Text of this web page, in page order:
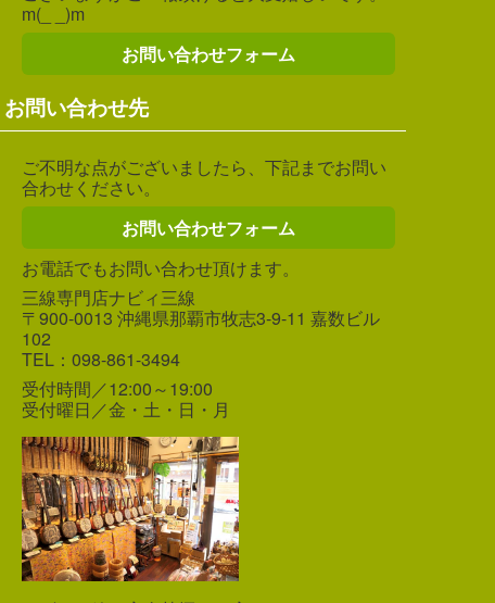
m(_ _)m
お問い合わせフォーム
お問い合わせ先
ご不明な点がございましたら、下記までお問い
合わせください。
お問い合わせフォーム
お電話でもお問い合わせ頂けます。
三線専門店ナビィ三線
〒900-0013 沖縄県那覇市牧志3-9-11 嘉数ビル
102
TEL：098-861-3494
受付時間／12:00～19:00
受付曜日／金・土・日・月